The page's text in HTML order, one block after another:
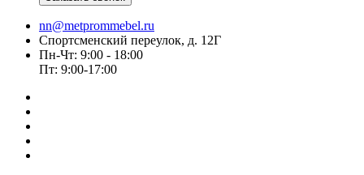
nn@metprommebel.ru
Спортсменский переулок, д. 12Г
Пн-Чт: 9:00 - 18:00
Пт: 9:00-17:00